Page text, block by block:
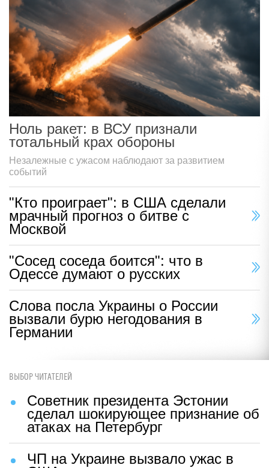
Ноль ракет: в ВСУ признали
тотальный крах обороны
Незалежные с ужасом наблюдают за развитием
событий
"Кто проиграет": в США сделали
мрачный прогноз о битве с
Москвой
"Сосед соседа боится": что в
Одессе думают о русских
Слова посла Украины о России
вызвали бурю негодования в
Германии
ВЫБОР ЧИТАТЕЛЕЙ
Советник президента Эстонии
сделал шокирующее признание об
атаках на Петербург
ЧП на Украине вызвало ужас в